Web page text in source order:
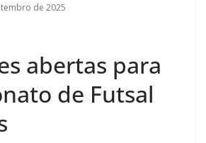
de 2025
abertas para
de Futsal